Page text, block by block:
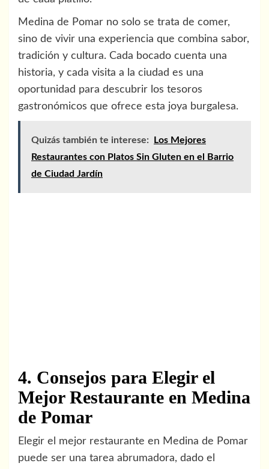
Medina de Pomar no solo se trata de comer,
sino de vivir una experiencia que combina sabor,
tradición y cultura. Cada bocado cuenta una
historia, y cada visita a la ciudad es una
oportunidad para descubrir los tesoros
gastronómicos que ofrece esta joya burgalesa.
Quizás también te interese:
Los Mejores
Restaurantes con Platos Sin Gluten en el Barrio
de Ciudad Jardín
4. Consejos para Elegir el
Mejor Restaurante en Medina
de Pomar
Elegir el mejor restaurante en Medina de Pomar
puede ser una tarea abrumadora, dado el